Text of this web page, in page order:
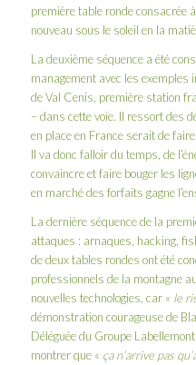
première table ronde consacrée
nouveau sous le soleil en la
La deuxième séquence a été
management avec les exemples
de Val Cenis, première station
– dans cette voie. Il ressort des
en place en France serait de
Il va donc falloir du temps, de
convaincre et faire bouger les
en marché des forfaits gagne
La dernière séquence de la
attaques : arnaques, hacking,
de deux tables rondes ont été
professionnels de la montagne
nouvelles technologies, car « le
démonstration courageuse de
Déléguée du Groupe
montrer que « ça n’arrive pas